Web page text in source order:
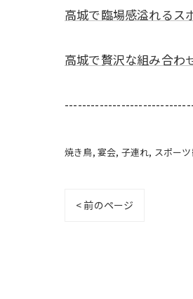
高城で臨場感溢れるス
高城で贅沢な組み合わ
焼き鳥 宴会 子連れ スポー
< 前のページ